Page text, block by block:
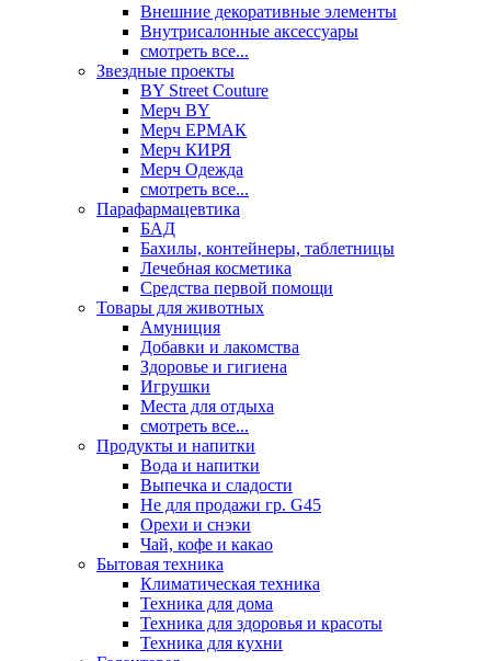
Внешние декоративные элементы
Внутрисалонные аксессуары
смотреть все...
Звездные проекты
BY Street Couture
Мерч BY
Мерч ЕРМАК
Мерч КИРЯ
Мерч Одежда
смотреть все...
Парафармацевтика
БАД
Бахилы, контейнеры, таблетницы
Лечебная косметика
Средства первой помощи
Товары для животных
Амуниция
Добавки и лакомства
Здоровье и гигиена
Игрушки
Места для отдыха
смотреть все...
Продукты и напитки
Вода и напитки
Выпечка и сладости
Не для продажи гр. G45
Орехи и снэки
Чай, кофе и какао
Бытовая техника
Климатическая техника
Техника для дома
Техника для здоровья и красоты
Техника для кухни